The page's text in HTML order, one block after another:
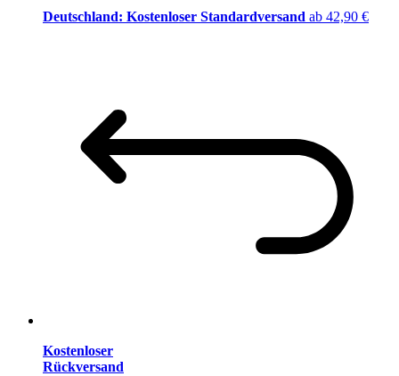
Deutschland: Kostenloser Standardversand ab 42,90 €
Kostenloser
Rückversand